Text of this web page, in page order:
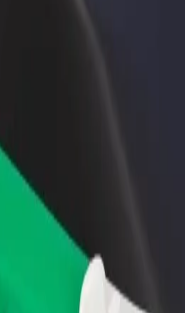
oder Geschäft
und
und finde das perfekte Angebot für deine Fahrt.
Hol dir die App